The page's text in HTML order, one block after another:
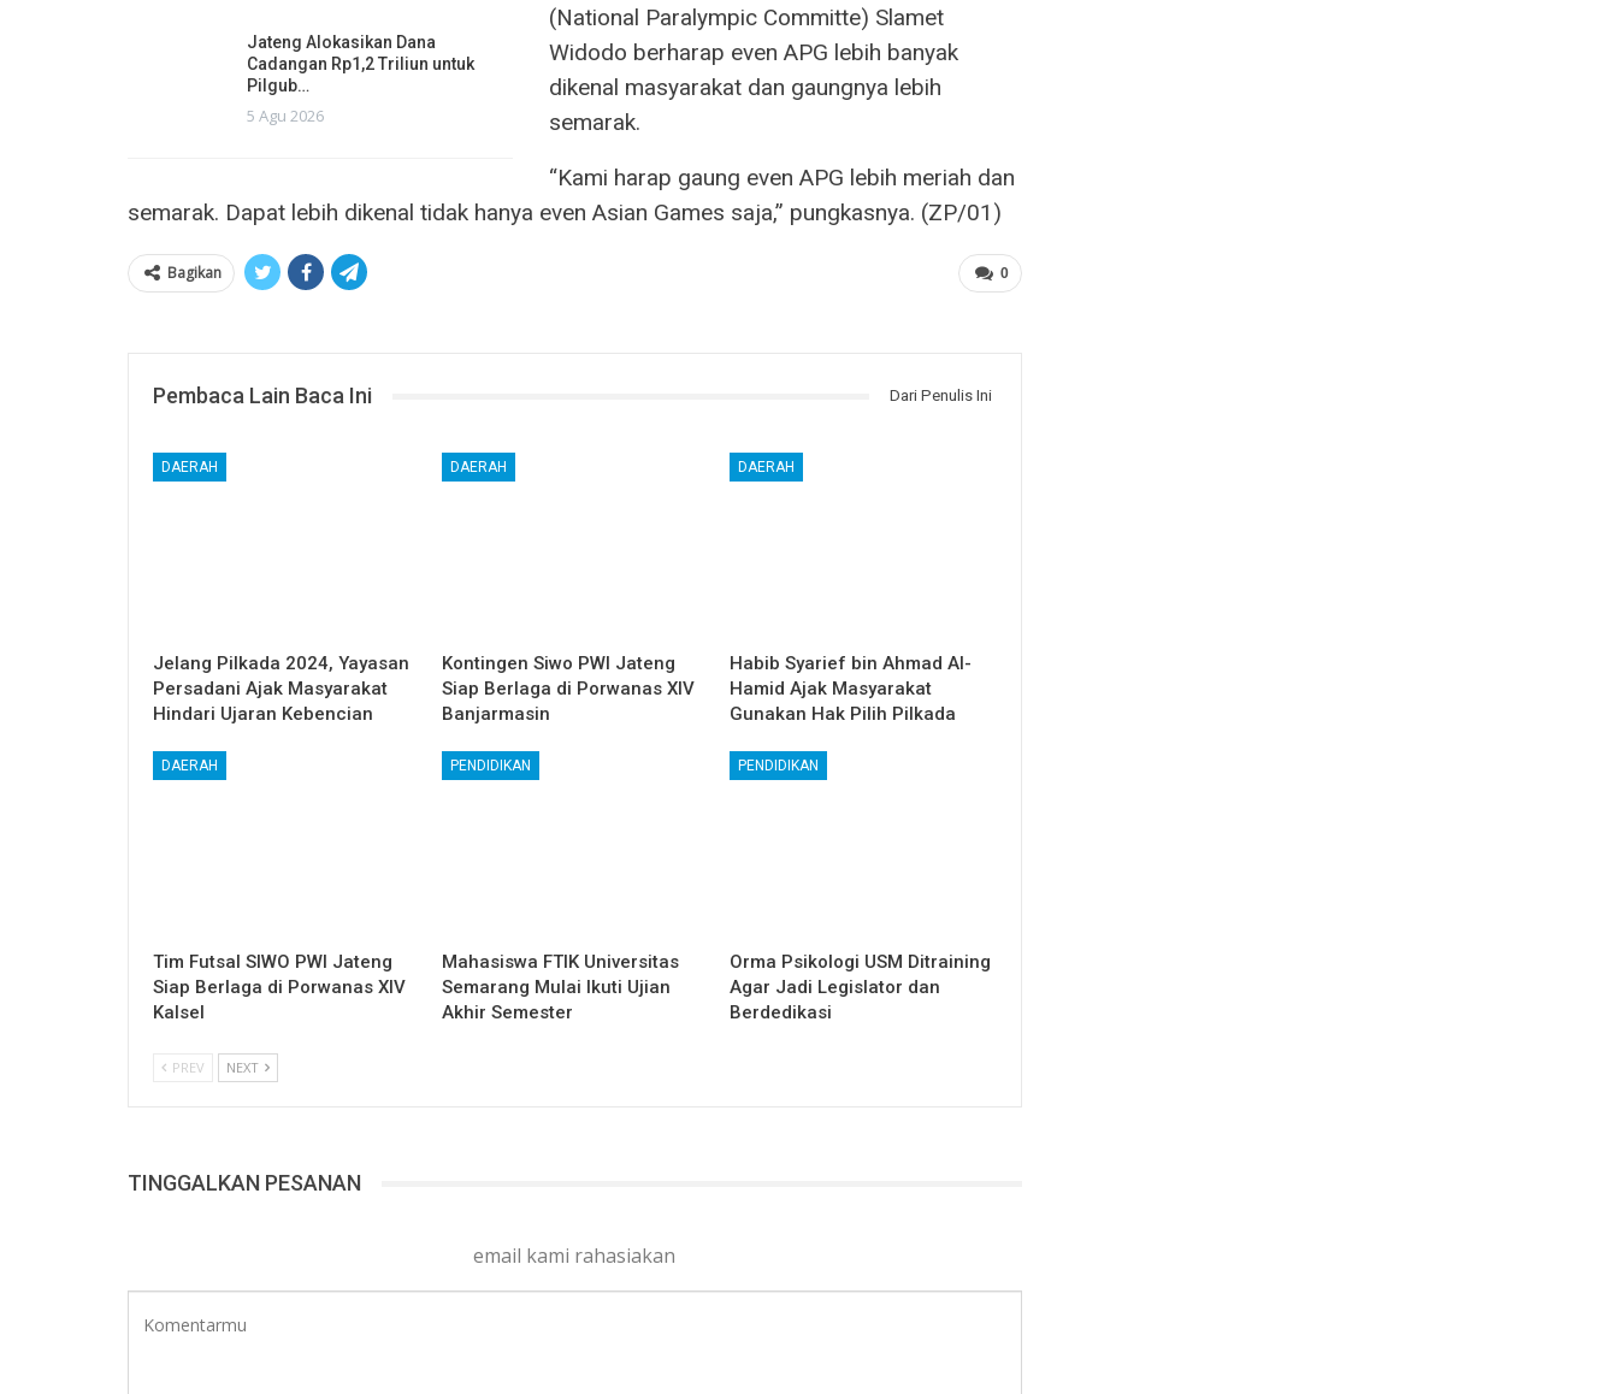
Jateng Alokasikan Dana
Cadangan Rp1,2 Triliun untuk
Pilgub…
5 Agu 2026
(National Paralympic Committe) Slamet
Widodo berharap even APG lebih banyak
dikenal masyarakat dan gaungnya lebih
semarak.
“Kami harap gaung even APG lebih meriah dan
semarak. Dapat lebih dikenal tidak hanya even Asian Games saja,” pungkasnya. (ZP/01)
0
Bagikan
Pembaca Lain Baca Ini Dari Penulis Ini
DAERAH
Jelang Pilkada 2024, Yayasan
Persadani Ajak Masyarakat
Hindari Ujaran Kebencian
DAERAH
Kontingen Siwo PWI Jateng
Siap Berlaga di Porwanas XIV
Banjarmasin
DAERAH
Habib Syarief bin Ahmad Al-
Hamid Ajak Masyarakat
Gunakan Hak Pilih Pilkada
DAERAH
Tim Futsal SIWO PWI Jateng
Siap Berlaga di Porwanas XIV
Kalsel
PENDIDIKAN
Mahasiswa FTIK Universitas
Semarang Mulai Ikuti Ujian
Akhir Semester
PENDIDIKAN
Orma Psikologi USM Ditraining
Agar Jadi Legislator dan
Berdedikasi
PREV NEXT
TINGGALKAN PESANAN
email kami rahasiakan